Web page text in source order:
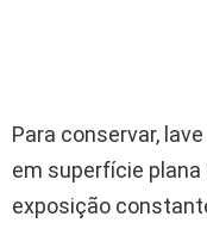
Para conservar,
em superfície plana
exposição